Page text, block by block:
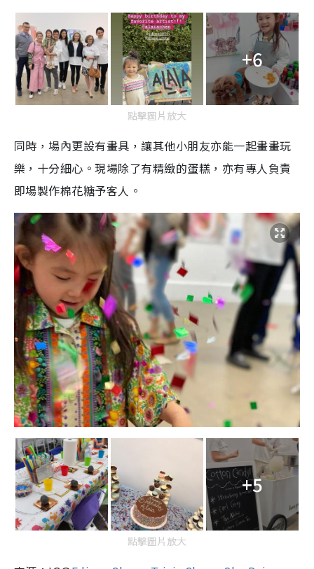
+6
點擊圖片放大
同時，場內更設有畫具，讓其他小朋友亦能一起畫畫玩
樂，十分細心。現場除了有精緻的蛋糕，亦有專人負責
即場製作棉花糖予客人。
+5
點擊圖片放大